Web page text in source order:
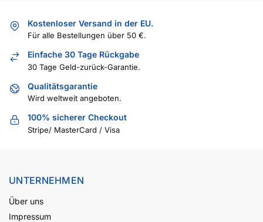
Kostenloser Versand in der EU.
Für alle Bestellungen über 50 €.
Einfache 30 Tage Rückgabe
30 Tage Geld-zurück-Garantie.
Qualitätsgarantie
Wird weltweit angeboten.
100% sicherer Checkout
Stripe/ MasterCard / Visa
UNTERNEHMEN
Über uns
Impressum